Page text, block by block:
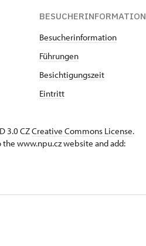
BESUCHERINFORMATION
Besucherinformation
Führungen
Besichtigungszeit
Eintritt
3.0 CZCreative Commons License.
www.npu.cz website and add: